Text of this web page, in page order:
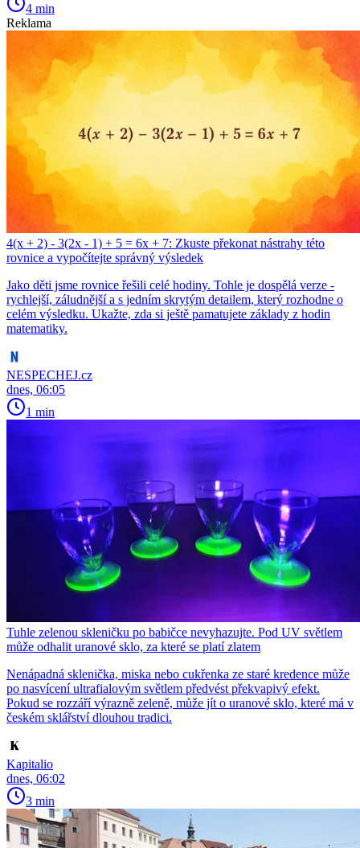
4 min
Reklama
4(x + 2) - 3(2x - 1) + 5 = 6x + 7: Zkuste překonat nástrahy této
rovnice a vypočítejte správný výsledek
Jako děti jsme rovnice řešili celé hodiny. Tohle je dospělá verze -
rychlejší, záludnější a s jedním skrytým detailem, který rozhodne o
celém výsledku. Ukažte, zda si ještě pamatujete základy z hodin
matematiky.
NESPECHEJ.cz
dnes, 06:05
1 min
Tuhle zelenou skleničku po babičce nevyhazujte. Pod UV světlem
může odhalit uranové sklo, za které se platí zlatem
Nenápadná sklenička, miska nebo cukřenka ze staré kredence může
po nasvícení ultrafialovým světlem předvést překvapivý efekt.
Pokud se rozzáří výrazně zeleně, může jít o uranové sklo, které má v
českém sklářství dlouhou tradici.
Kapitalio
dnes, 06:02
3 min